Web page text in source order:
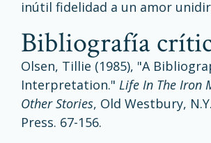
inútil fidelidad a un amor
bibliografía
Olsen, Tillie (1985), "A
Interpretation." Life In The Iron
Other Stories, Old Westbury,
Press. 67-156.